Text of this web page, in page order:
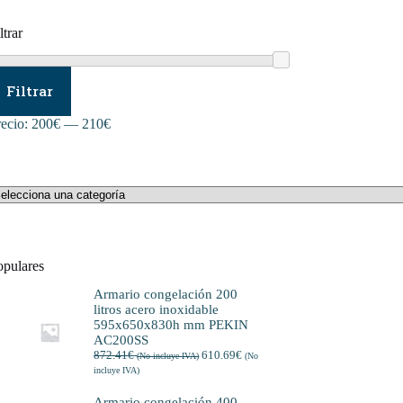
Filtrar
200€ — 210€
Armario congelación 200
litros acero inoxidable
595x650x830h mm PEKIN
AC200SS
872.41€ (No incluye IVA) 610.69€ (No
incluye IVA)